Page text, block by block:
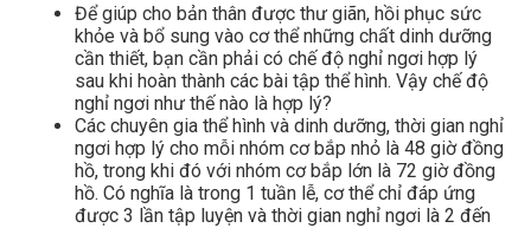
Để giúp cho bản thân được thư giãn, hồi phục sức
khỏe và bổ sung vào cơ thể những chất dinh dưỡng
cần thiết, bạn cần phải có chế độ nghỉ ngơi hợp lý
sau khi hoàn thành các bài tập thể hình. Vậy chế độ
nghỉ ngơi như thế nào là hợp lý?
Các chuyên gia thể hình và dinh dưỡng, thời gian nghỉ
ngơi hợp lý cho mỗi nhóm cơ bắp nhỏ là 48 giờ đồng
hồ, trong khi đó với nhóm cơ bắp lớn là 72 giờ đồng
hồ. Có nghĩa là trong 1 tuần lễ, cơ thể chỉ đáp ứng
được 3 lần tập luyện và thời gian nghỉ ngơi là 2 đến